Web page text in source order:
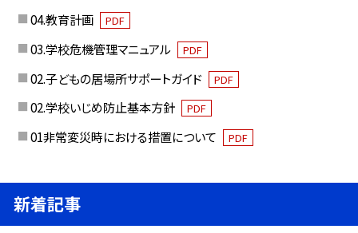
04.教育計画 PDF
03.学校危機管理マニュアル PDF
02.子どもの居場所サポートガイド PDF
02.学校いじめ防止基本方針 PDF
01非常変災時における措置について PDF
新着記事